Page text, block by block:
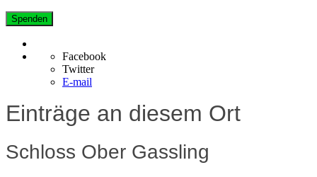
Spenden
Facebook
Twitter
E-mail
Einträge an diesem Ort
Schloss Ober Gassling